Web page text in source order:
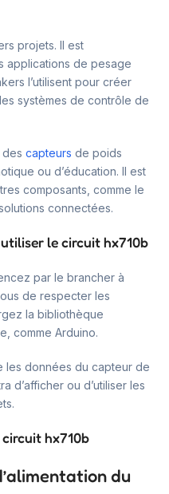
projets. Il est
applications de pesage
l’utilisent pour créer
systèmes de contrôle de
capteurs de poids
ou d’éducation. Il est
composants, comme le
connectées.
le circuit hx710b
par le brancher à
de respecter les
la bibliothèque
comme Arduino.
les données du capteur de
d’afficher ou d’utiliser les
hx710b
du